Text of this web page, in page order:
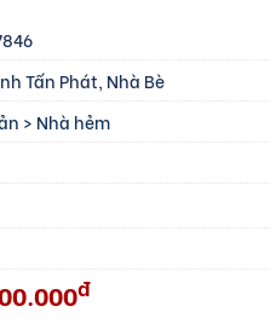
Tấn Phát, Nhà Bè
> Nhà hẻm
đ